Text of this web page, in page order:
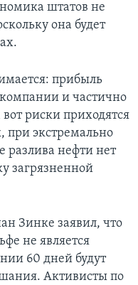
штатов не
она будет
прибыль
и частично
риски приходятся
при экстремально
разлива нефти нет
загрязненной
Зинке заявил, что
не является
60 дней будут
Активисты по